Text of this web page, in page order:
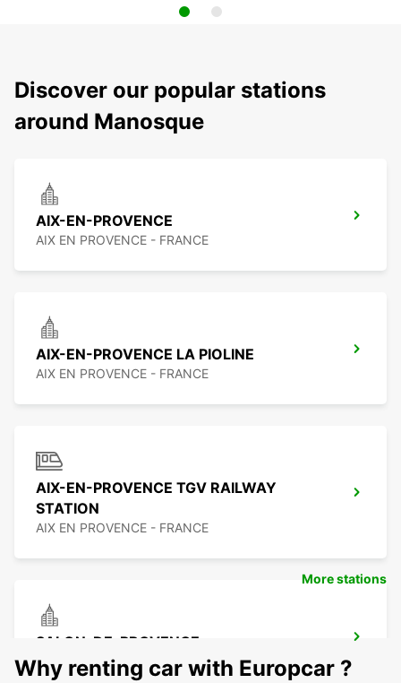
Discover our popular stations
around Manosque
AIX-EN-PROVENCE
AIX EN PROVENCE - FRANCE
AIX-EN-PROVENCE LA PIOLINE
AIX EN PROVENCE - FRANCE
AIX-EN-PROVENCE TGV RAILWAY
STATION
AIX EN PROVENCE - FRANCE
SALON-DE-PROVENCE
SALON DE PROVENCE - FRANCE
More stations
Why renting car with Europcar ?